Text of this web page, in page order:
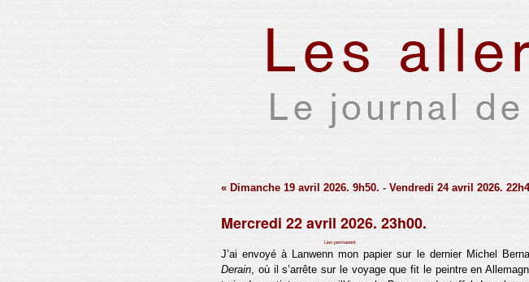
« Dimanche 19 avril 2026. 9h50. - Vendredi 24 avril 2026.
Mercredi 22 avril 2026. 23h00.
Lien permanent
J’ai envoyé à Lanwenn mon papier sur le dernier Michel
Derain, où il s’arrête sur le voyage que fit le peintre en